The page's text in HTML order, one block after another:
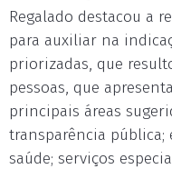
Regalado destacou a
para auxiliar na
priorizadas, que
pessoas, que
principais áreas
transparência pública;
saúde; serviços